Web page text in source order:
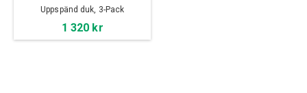
Uppspänd duk, 3-Pack
1 320 kr